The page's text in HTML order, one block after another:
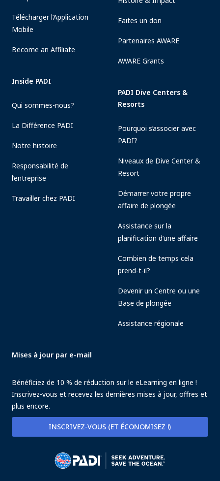
Télécharger l’Application
Mobile
Become an Affiliate
Inside PADI
Qui sommes-nous?
La Différence PADI
Notre histoire
Responsabilité de
l’entreprise
Travailler chez PADI
Faites un don
Partenaires AWARE
AWARE Grants
PADI Dive Centers &
Resorts
Pourquoi s’associer avec
PADI?
Niveaux de Dive Center &
Resort
Démarrer votre propre
affaire de plongée
Assistance sur la
planification d’une affaire
Combien de temps cela
prend-t-il?
Devenir un Centre ou une
Base de plongée
Assistance régionale
Mises à jour par e-mail
Bénéficiez de 10 % de réduction sur le eLearning en ligne !
Inscrivez-vous et recevez les dernières mises à jour, offres et
plus encore.
INSCRIVEZ-VOUS (ET ÉCONOMISEZ !)